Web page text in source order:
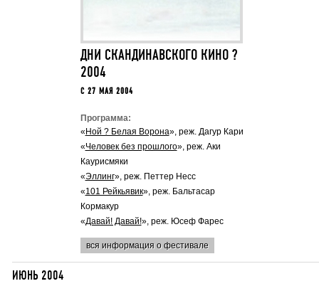
ДНИ СКАНДИНАВСКОГО КИНО ?
2004
C 27 МАЯ 2004
Программа:
« Ной ? Белая Ворона», реж. Дагур Кари
«Человек без прошлого», реж. Аки
Каурисмяки
«Эллинг», реж. Петтер Несс
«101 Рейкьявик», реж. Бальтасар
Кормакур
«Давай! Давай!», реж. Юсеф Фарес
вся информация о фестивале
ИЮНЬ 2004